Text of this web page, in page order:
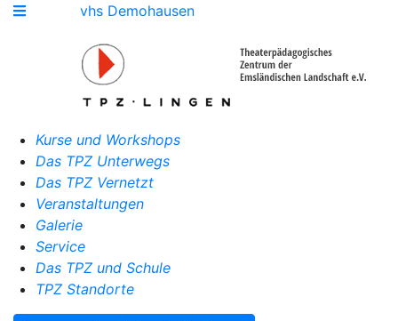
vhs Demohausen
Kurse und Workshops
Das TPZ Unterwegs
Das TPZ Vernetzt
Veranstaltungen
Galerie
Service
Das TPZ und Schule
TPZ Standorte